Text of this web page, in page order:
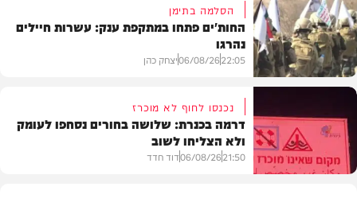
צבא וביטחון
בעולם
הסלמה בתימן
החות'ים פתחו במתקפת ענק: עשרות חיילים
נהרגו
22:05
06/08/26יצחק כהן
נכנסו לחוף לא מוכרז
דרמה בכנרת: שלושה בחורים נסחפו לעומק
ולא הצליחו לשוב
21:50
06/08/26דוד חדד